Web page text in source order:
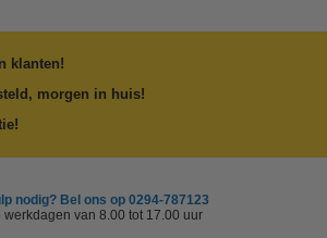
klanten!
morgen in huis!
nodig? Bel ons op 0294-787123
werkdagen van 8.00 tot 17.00 uur